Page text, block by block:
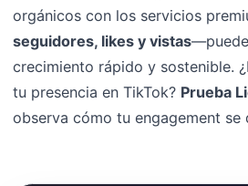
orgánicos con los servicios
seguidores, likes y vistas
crecimiento rápido y sostenible.
tu presencia en TikTok? Prueba
observa cómo tu engagement se